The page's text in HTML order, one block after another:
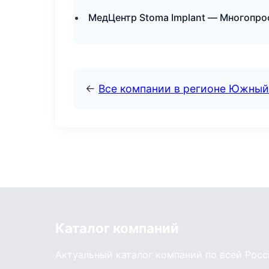
МедЦентр Stoma Implant —
← Все компании в регионе
Каталог компаний
Актуальный каталог компаний по всей